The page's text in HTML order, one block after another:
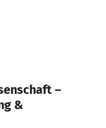
–
&